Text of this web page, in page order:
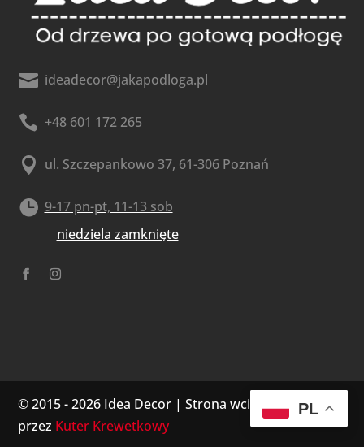
 ideadecor@jakapodloga.pl
 +48 601 172 265
 ul. Szczepankowo 37, 61-306 Poznań
 9-17 pn-pt, 11-13 sob
niedziela zamknięte
© 2015 - 2026 Idea Decor | Strona wciągnięta do sieć
przez Kuter Krewetkowy
PL